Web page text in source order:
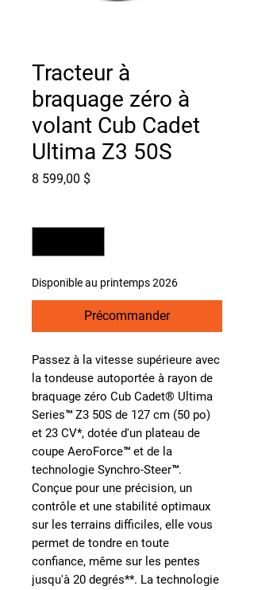
Tracteur à
braquage zéro à
volant Cub Cadet
Ultima Z3 50S
8 599,00 $Prix
Disponible au printemps 2026
Précommander
Passez à la vitesse supérieure avec
la tondeuse autoportée à rayon de
braquage zéro Cub Cadet® Ultima
Series™ Z3 50S de 127 cm (50 po)
et 23 CV*, dotée d'un plateau de
coupe AeroForce™ et de la
technologie Synchro-Steer™.
Conçue pour une précision, un
contrôle et une stabilité optimaux
sur les terrains difficiles, elle vous
permet de tondre en toute
confiance, même sur les pentes
jusqu'à 20 degrés**. La technologie